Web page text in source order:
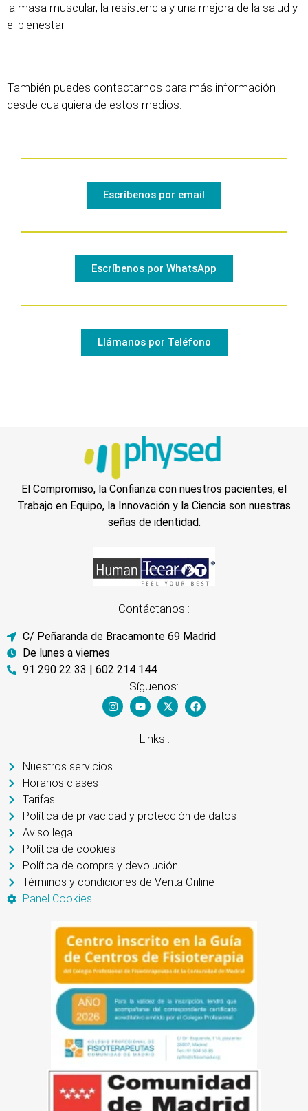
la masa muscular, la resistencia y una mejora de la salud y
el bienestar.
También puedes contactarnos para más información
desde cualquiera de estos medios:
Escríbenos por email
Escríbenos por WhatsApp
Llámanos por Teléfono
El Compromiso, la Confianza con nuestros pacientes, el
Trabajo en Equipo, la Innovación y la Ciencia son nuestras
señas de identidad.
Contáctanos :
C/ Peñaranda de Bracamonte 69 Madrid
De lunes a viernes
91 290 22 33 | 602 214 144
Síguenos:
Links :
Nuestros servicios
Horarios clases
Tarifas
Política de privacidad y protección de datos
Aviso legal
Política de cookies
Política de compra y devolución
Términos y condiciones de Venta Online
Panel Cookies